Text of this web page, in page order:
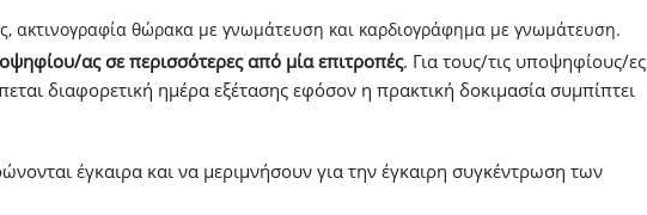
ακτινογραφία θώρακα με γνωμάτευση και καρδιογράφημα με γνωμάτευση.
ας σε περισσότερες από μία επιτροπές. Για τους/τις υποψηφίους/ες
διαφορετική ημέρα εξέτασης εφόσον η πρακτική δοκιμασία συμπίπτει
έγκαιρα και να μεριμνήσουν για την έγκαιρη συγκέντρωση των